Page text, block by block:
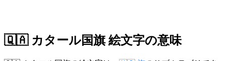
🇶🇦 カタール国旗 絵文字の意味